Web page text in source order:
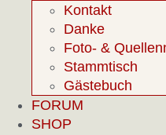
Kontakt
Danke
Foto- &
Stammtisch
Gästebuch
FORUM
SHOP